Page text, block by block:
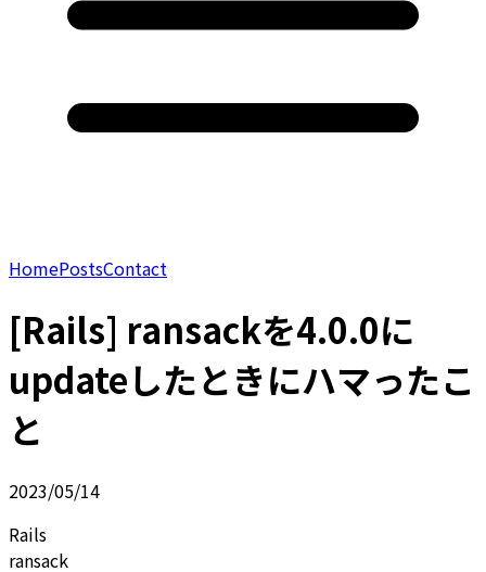
HomePostsContact
[Rails] ransackを4.0.0に
updateしたときにハマったこ
と
2023/05/14
Rails
ransack